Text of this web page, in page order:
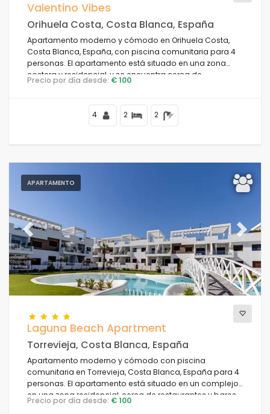
Valentino Vibes
Orihuela Costa, Costa Blanca, España
Apartamento moderno y cómodo en Orihuela Costa,
Costa Blanca, España, con piscina comunitaria para 4
personas. El apartamento está situado en una zona
costera y residencial, y se encuentra cerca de
restaurantes y bares.
Precio por día desde: € 100
4 2 2
APARTAMENTO
Previous Next
Laguna Beach Apartment
Torrevieja, Costa Blanca, España
Apartamento moderno y cómodo con piscina
comunitaria en Torrevieja, Costa Blanca, España para 4
personas. El apartamento está situado en un complejo,
en una zona residencial, cerca de restaurantes y bares,
tiendas y supermercados, y a 4 km de la playa.
Precio por día desde: € 100